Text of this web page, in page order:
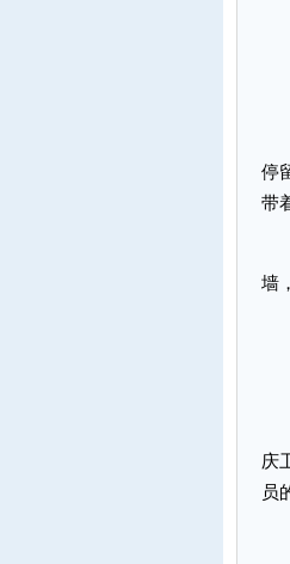
停
带
墙
“
庆
员